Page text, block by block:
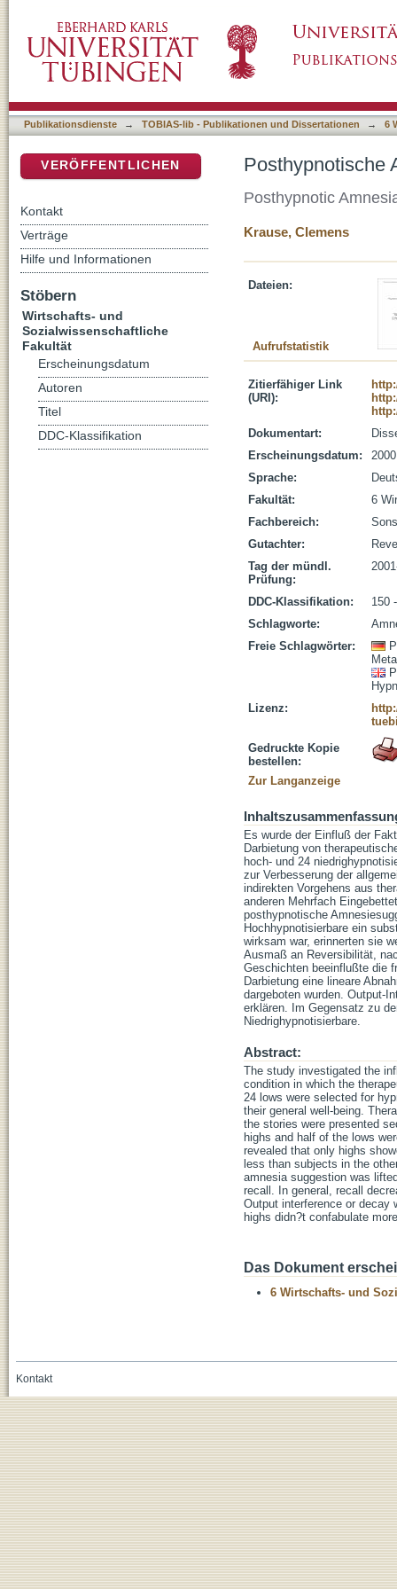
Publikationsdienste → TOBIAS-lib - Publikationen und Dissertationen → 6
Posthypnotische
Posthypnotic
Krause, Clemens
Dateien:
Aufrufstatistik
Zitierfähiger Link
(URI):
Dokumentart:
Erscheinungsdatum:
2000
Sprache:
Fakultät:
6
Fachbereich:
Gutachter:
Tag der mündl.
Prüfung:
DDC-Klassifikation:
150
Schlagworte:
Freie Schlagwörter:
Lizenz:
Gedruckte Kopie
bestellen:
Zur Langanzeige
Es wurde der Einfluß der
Darbietung von
hoch- und 24
zur Verbesserung der
indirekten Vorgehens aus
anderen Mehrfach
posthypnotische
Hochhypnotisierbare ein
wirksam war, erinnerten sie
Ausmaß an Reversibilität,
Geschichten beeinflußte die
Darbietung eine lineare
dargeboten wurden. Output-
erklären. Im Gegensatz zu
Niedrighypnotisierbare.
Abstract:
The study investigated the
condition in which the
24 lows were selected for
their general well-being.
the stories were presented
highs and half of the lows
revealed that only highs
less than subjects in the
amnesia suggestion was
recall. In general, recall
Output interference or decay
highs didn?t confabulate
Das Dokument
6 Wirtschafts- und
VERÖFFENTLICHEN
Kontakt
Verträge
Hilfe und Informationen
Stöbern
Wirtschafts- und
Sozialwissenschaftliche
Fakultät
Erscheinungsdatum
Autoren
Titel
DDC-Klassifikation
Kontakt